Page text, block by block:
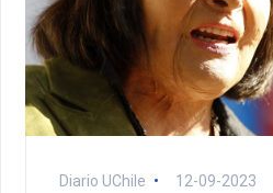
Diario UChile 12-09-2023